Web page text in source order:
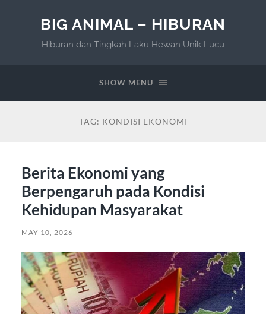
BIG ANIMAL – HIBURAN
Hiburan dan Tingkah Laku Hewan Unik Lucu
SHOW MENU
TAG: KONDISI EKONOMI
Berita Ekonomi yang
Berpengaruh pada Kondisi
Kehidupan Masyarakat
MAY 10, 2026